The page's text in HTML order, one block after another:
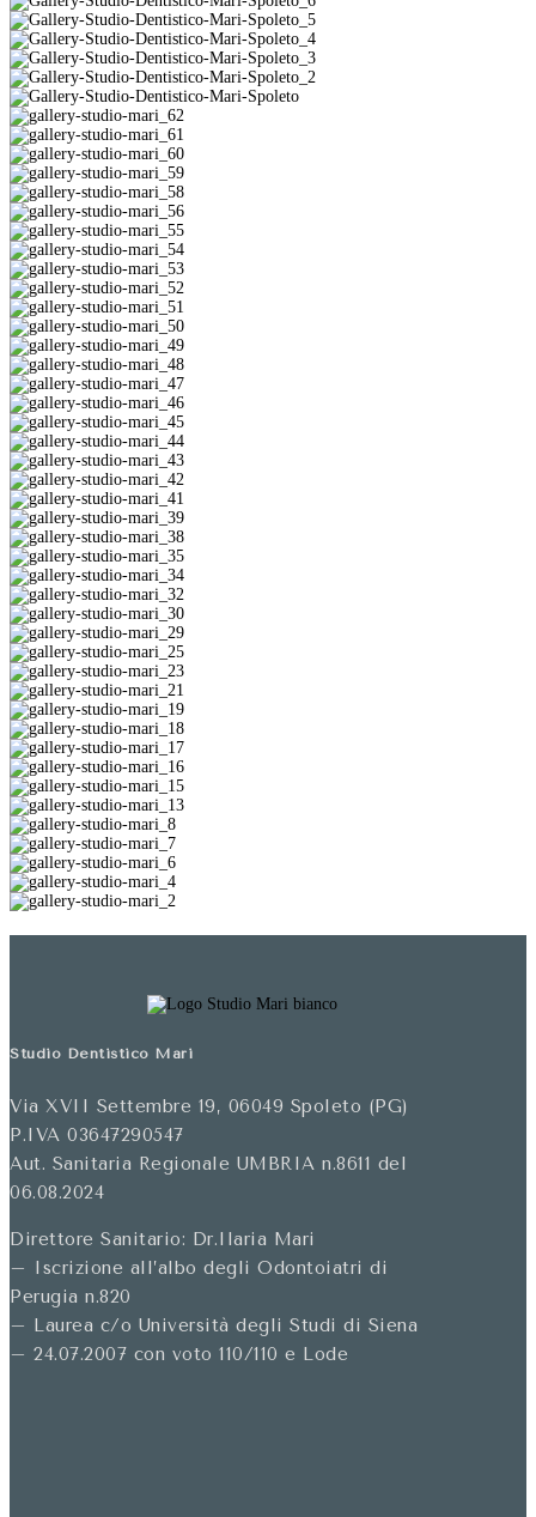
Studio Dentistico Mari
Via XVII Settembre 19, 06049 Spoleto (PG)
P.IVA 03647290547
Aut. Sanitaria Regionale UMBRIA n.8611 del
06.08.2024
Direttore Sanitario: Dr.Ilaria Mari
– Iscrizione all’albo degli Odontoiatri di
Perugia n.820
– Laurea c/o Università degli Studi di Siena
– 24.07.2007 con voto 110/110 e Lode